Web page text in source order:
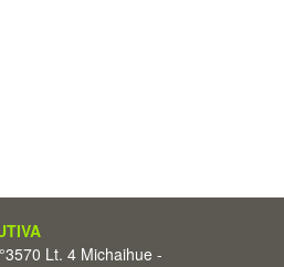
Lt. 4 Michaihue -